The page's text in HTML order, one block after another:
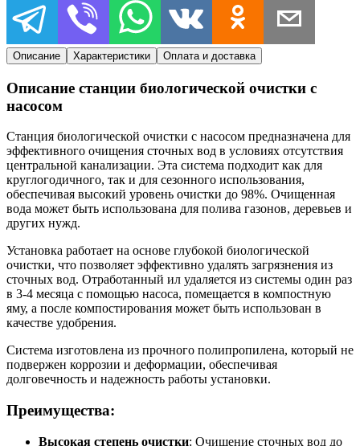
Описание Характеристики Оплата и доставка
Описание станции биологической очистки с
насосом
Станция биологической очистки с насосом предназначена для
эффективного очищения сточных вод в условиях отсутствия
центральной канализации. Эта система подходит как для
круглогодичного, так и для сезонного использования,
обеспечивая высокий уровень очистки до 98%. Очищенная
вода может быть использована для полива газонов, деревьев и
других нужд.
Установка работает на основе глубокой биологической
очистки, что позволяет эффективно удалять загрязнения из
сточных вод. Отработанный ил удаляется из системы один раз
в 3-4 месяца с помощью насоса, помещается в компостную
яму, а после компостирования может быть использован в
качестве удобрения.
Система изготовлена из прочного полипропилена, который не
подвержен коррозии и деформации, обеспечивая
долговечность и надежность работы установки.
Преимущества:
Высокая степень очистки: Очищение сточных вод до